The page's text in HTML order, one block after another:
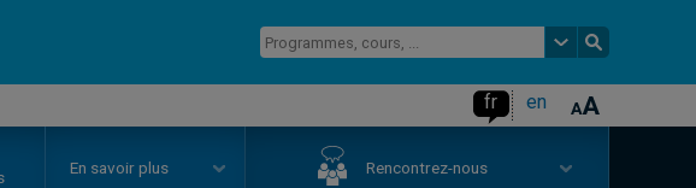
fr en
En savoir plus Rencontrez-nous